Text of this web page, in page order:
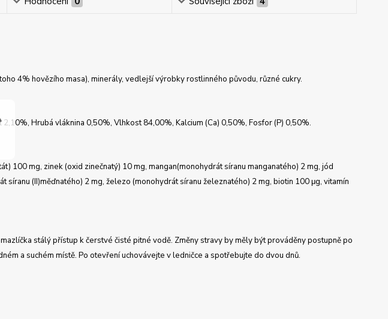
4% hovězího masa), minerály, vedlejší výrobky rostlinného původu, různé cukry.
Hrubá vláknina 0,50%, Vlhkost 84,00%, Kalcium (Ca) 0,50%, Fosfor (P) 0,50%.
100 mg, zinek (oxid zinečnatý) 10 mg, mangan(monohydrát síranu manganatého) 2 mg, jód
síranu (II)měďnatého) 2 mg, železo (monohydrát síranu železnatého) 2 mg, biotin 100 μg, vitamín
stálý přístup k čerstvé čisté pitné vodě. Změny stravy by měly být prováděny postupně po
a suchém místě. Po otevření uchovávejte v ledničce a spotřebujte do dvou dnů.